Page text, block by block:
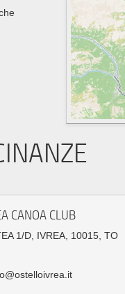
CANOA CLUB
1/D, IVREA, 10015, TO